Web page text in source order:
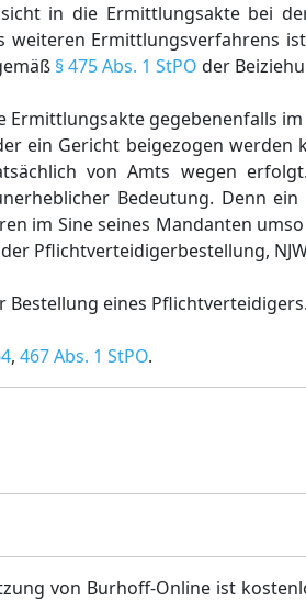
in die Ermittlungsakte bei
Ermittlungsverfahrens
§ 475 Abs. 1 StPO der
Ermittlungsakte gegebenenfalls
ein Gericht beigezogen werden
von Amts wegen
Bedeutung. Denn
im Sine seines Mandanten
Pflichtverteidigerbestellung,
eines Pflichtverteidigers.
, 467 Abs. 1 StPO.
von Burhoff-Online ist